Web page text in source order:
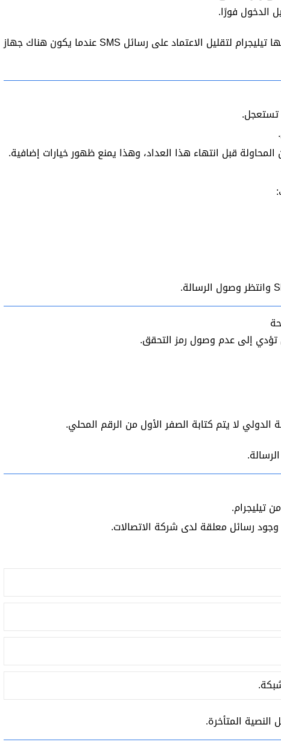
الدخول فورًا.
هذه الطريقة جزء من آلية الحماية التي يستخدمها تيليجرام لتقليل الاعتماد على رسائل SMS عندما يكون هناك جهاز
تستعجل.
قبل انتهاء هذا العداد، وهذا يمنع ظهور خيارات إضافية.
تؤدي إلى عدم وصول رمز التحقق.
لا يتم كتابة الصفر الأول من الرقم المحلي.
تيليجرام.
رسائل معلقة لدى شركة الاتصالات.
المتأخرة.